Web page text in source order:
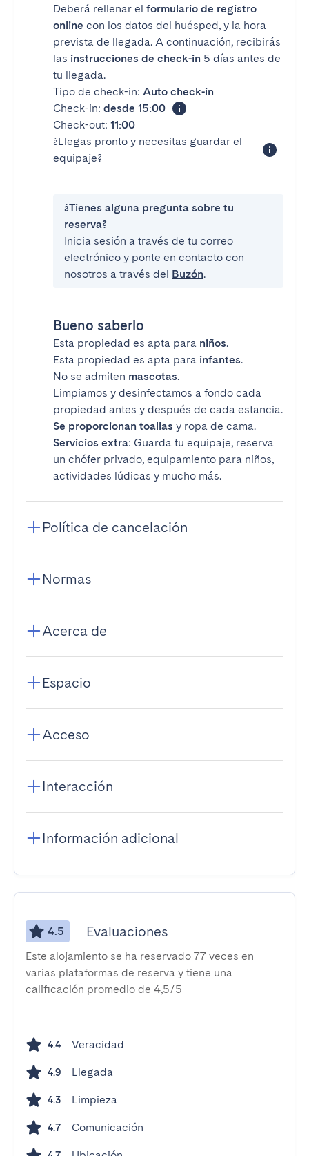
Deberá rellenar el formulario de registro
online con los datos del huésped, y la hora
prevista de llegada. A continuación, recibirás
las instrucciones de check-in 5 días antes de
tu llegada.
Tipo de check-in: Auto check-in
Check-in: desde 15:00
Check-out: 11:00
¿Llegas pronto y necesitas guardar el
equipaje?
¿Tienes alguna pregunta sobre tu
reserva?
Inicia sesión a través de tu correo
electrónico y ponte en contacto con
nosotros a través del Buzón.
Bueno saberlo
Esta propiedad es apta para niños.
Esta propiedad es apta para infantes.
No se admiten mascotas.
Limpiamos y desinfectamos a fondo cada
propiedad antes y después de cada estancia.
Se proporcionan toallas y ropa de cama.
Servicios extra: Guarda tu equipaje, reserva
un chófer privado, equipamiento para niños,
actividades lúdicas y mucho más.
Política de cancelación
Normas
Acerca de
Espacio
Acceso
Interacción
Información adicional
4.5 Evaluaciones
Este alojamiento se ha reservado 77 veces en
varias plataformas de reserva y tiene una
calificación promedio de 4,5/5
4.4 Veracidad
4.9 Llegada
4.3 Limpieza
4.7 Comunicación